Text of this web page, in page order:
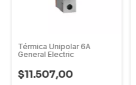
Térmica Unipolar 6A
General Electric
$11.507,00